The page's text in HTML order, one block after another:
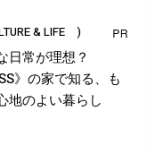
& LIFE )
日常が理想？
》の家で知る、も
地のよい暮らし